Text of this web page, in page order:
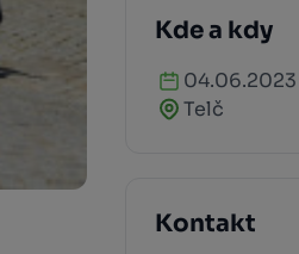
Kde a kdy
04.06.2023
Telč
Kontakt